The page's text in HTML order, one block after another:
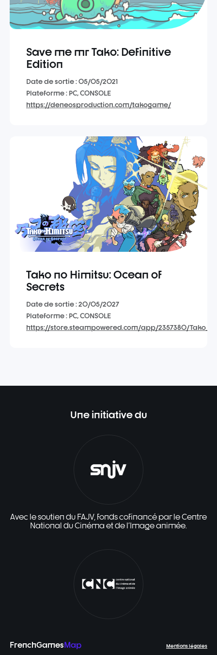
Save me mr Tako: Definitive
Edition
Date de sortie : 05/05/2021
Plateforme : PC, CONSOLE
https://deneosproduction.com/takogame/
Tako no Himitsu: Ocean of
Secrets
Date de sortie : 20/05/2027
Plateforme : PC, CONSOLE
https://store.steampowered.com/app/2357380/
Une initiative du
Avec le soutien du FAJV, fonds cofinancé par le Centre
National du Cinéma et de l'Image animée.
FrenchGamesMap Mentions légales